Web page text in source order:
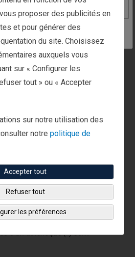
clients
Si oui, cochez la case ci-
40 438
d’un astérisque (*) sont
proposer des publicités en
et pour générer des
du site. Choisissez
auxquels vous
sur « Configurer les
tout » ou « Accepter
sur notre utilisation des
notrepolitique de
Accepter tout
Refuser tout
les préférences